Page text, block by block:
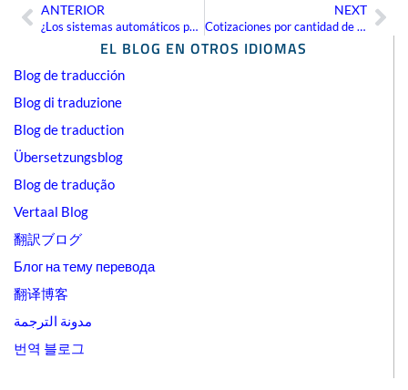
EL BLOG EN OTROS IDIOMAS
Blog de traducción
Blog di traduzione
Blog de traduction
Übersetzungsblog
Blog de tradução
Vertaal Blog
翻訳ブログ
Блог на тему перевода
翻译博客
مدونة الترجمة
번역 블로그
AntANTERIOR
¿Los sistemas automáticos pueden traducir los matices idiomáticos?
NEXT
Cotizaciones por cantidad de palabras del archivo de origen